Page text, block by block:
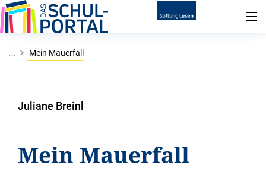
... Mein Mauerfall
Juliane Breinl
Mein Mauerfall